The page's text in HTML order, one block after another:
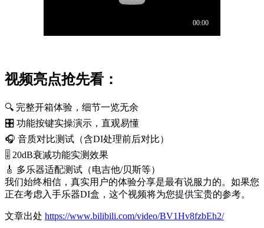
视频亮点抢先看：
🔍 完整开箱体验，细节一览无余
🎛️ 功能按键实操演示，直观易懂
🎧 音质对比测试（含DI处理前后对比）
🎚️ 20dB衰减功能实测效果
🎸 多乐器适配测试（电吉他/贝斯等）
我们始终相信，真实用户的体验分享是最有说服力的。如果您
正在考虑入手乐器DI盒，这个视频将为您提供宝贵的参考。
文章出处 https://www.bilibili.com/video/BV1Hv8fzbEh2/